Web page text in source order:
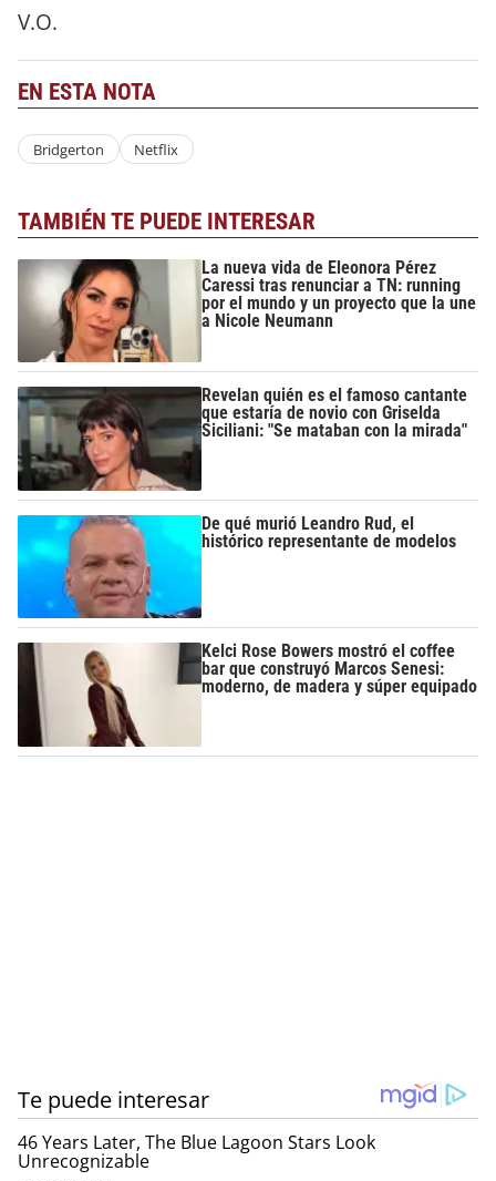
V.O.
EN ESTA NOTA
Bridgerton Netflix
TAMBIÉN TE PUEDE INTERESAR
La nueva vida de Eleonora Pérez
Caressi tras renunciar a TN: running
por el mundo y un proyecto que la une
a Nicole Neumann
Revelan quién es el famoso cantante
que estaría de novio con Griselda
Siciliani: "Se mataban con la mirada"
De qué murió Leandro Rud, el
histórico representante de modelos
Kelci Rose Bowers mostró el coffee
bar que construyó Marcos Senesi:
moderno, de madera y súper equipado